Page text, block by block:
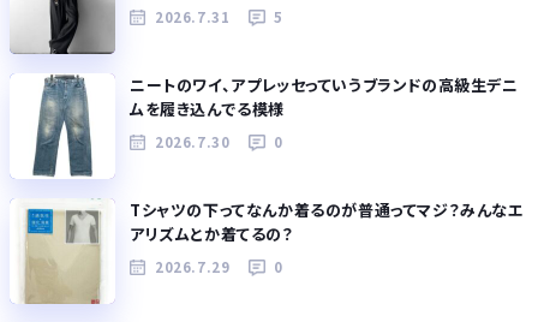
2026.7.31 5
ニートのワイ、アプレッセっていうブランドの高級生デニ
ムを履き込んでる模様
2026.7.30 0
Tシャツの下ってなんか着るのが普通ってマジ？みんなエ
アリズムとか着てるの？
2026.7.29 0